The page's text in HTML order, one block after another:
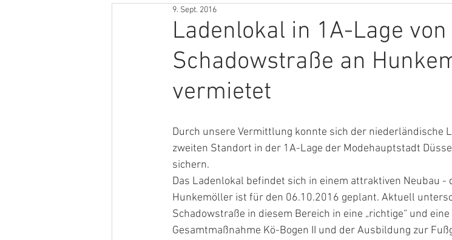
Ladenlokal in 1A-Lage
Schadowstraße an
vermietet
9. Sept. 2016
Durch unsere Vermittlung konnte sich der niederländische
zweiten Standort in der 1A-Lage der Modehauptstadt
sichern.
Das Ladenlokal befindet sich in einem attraktiven Neubau -
Hunkemöller ist für den 06.10.2016 geplant. Aktuell
Schadowstraße in diesem Bereich in eine „richtige“ und
Gesamtmaßnahme Kö-Bogen II und der Ausbildung zur